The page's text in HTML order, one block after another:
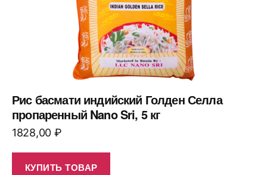
Рис басмати индийский Голден Селла
пропаренный Nano Sri, 5 кг
1828,00 ₽
КУПИТЬ ТОВАР